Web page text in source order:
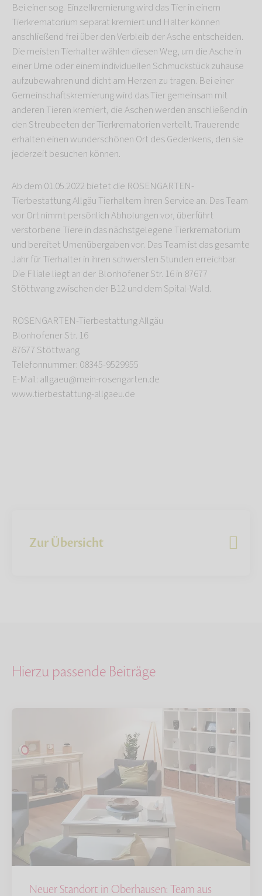
Bei einer sog. Einzelkremierung wird das Tier in einem
Tierkrematorium separat kremiert und Halter können
anschließend frei über den Verbleib der Asche entscheiden.
Die meisten Tierhalter wählen diesen Weg, um die Asche in
einer Urne oder einem individuellen Schmuckstück zuhause
aufzubewahren und dicht am Herzen zu tragen. Bei einer
Gemeinschaftskremierung wird das Tier gemeinsam mit
anderen Tieren kremiert, die Aschen werden anschließend in
den Streubeeten der Tierkrematorien verteilt. Trauerende
erhalten einen wunderschönen Ort des Gedenkens, den sie
jederzeit besuchen können.
Ab dem 01.05.2022 bietet die ROSENGARTEN-
Tierbestattung Allgäu Tierhaltern ihren Service an. Das Team
vor Ort nimmt persönlich Abholungen vor, überführt
verstorbene Tiere in das nächstgelegene Tierkrematorium
und bereitet Urnenübergaben vor. Das Team ist das gesamte
Jahr für Tierhalter in ihren schwersten Stunden erreichbar.
Die Filiale liegt an der Blonhofener Str. 16 in 87677
Stöttwang zwischen der B12 und dem Spital-Wald.
ROSENGARTEN-Tierbestattung Allgäu
Blonhofener Str. 16
87677 Stöttwang
Telefonnummer: 08345-9529955
E-Mail: allgaeu@mein-rosengarten.de
www.tierbestattung-allgaeu.de
Zur Übersicht
Hierzu passende Beiträge
Neuer Standort in Oberhausen: Team aus